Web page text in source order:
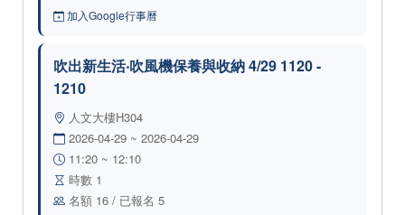
加入Google行事曆
吹出新生活‧吹風機保養與收納 4/29 1120 -
1210
人文大樓H304
2026-04-29 ~ 2026-04-29
11:20 ~ 12:10
時數 1
名額 16 / 已報名 5